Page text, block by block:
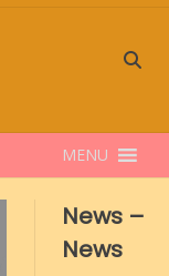
MENU
News –
News